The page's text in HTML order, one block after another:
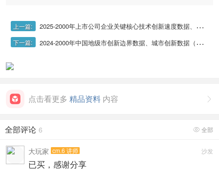
上一篇: 2025-2000年上市公司企业关键核心技术创新速度数据、关键核心技术创新专利数量数据
下一篇: 2024-2000年中国地级市创新边界数据、城市创新数据（新领域中申请专利的数量、技术相似度）

点击看更多 精品资料 内容
 全部
全部评论 6
沙发
大玩家 cm.6 讲师
已买，感谢分享